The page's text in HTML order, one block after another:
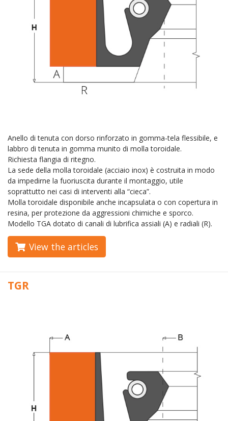
Anello di tenuta con dorso rinforzato in gomma-tela flessibile, e
labbro di tenuta in gomma munito di molla toroidale.
Richiesta flangia di ritegno.
La sede della molla toroidale (acciaio inox) è costruita in modo
da impedirne la fuoriuscita durante il montaggio, utile
soprattutto nei casi di interventi alla “cieca”.
Molla toroidale disponibile anche incapsulata o con copertura in
resina, per protezione da aggressioni chimiche e sporco.
Modello TGA dotato di canali di lubrifica assiali (A) e radiali (R).
View the articles
TGR